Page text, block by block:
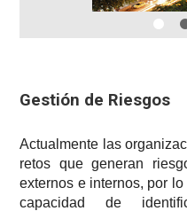
Gestión de Riesgos
Actualmente las
retos que generan
externos e internos, por
capacidad de